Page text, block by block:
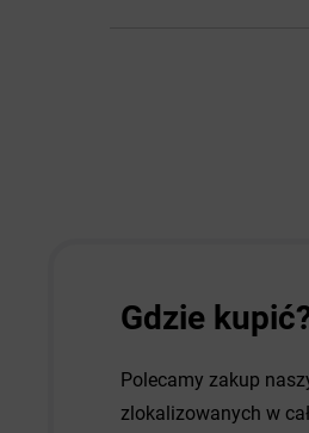
Gdzie
Polecamy zakup
zlokalizowanych w